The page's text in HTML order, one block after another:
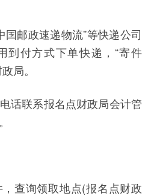
邮政速递物流”等快递公司
到付方式下单快递，“寄件
局。
联系报名点财政局会计管
查询领取地点(报名点财政